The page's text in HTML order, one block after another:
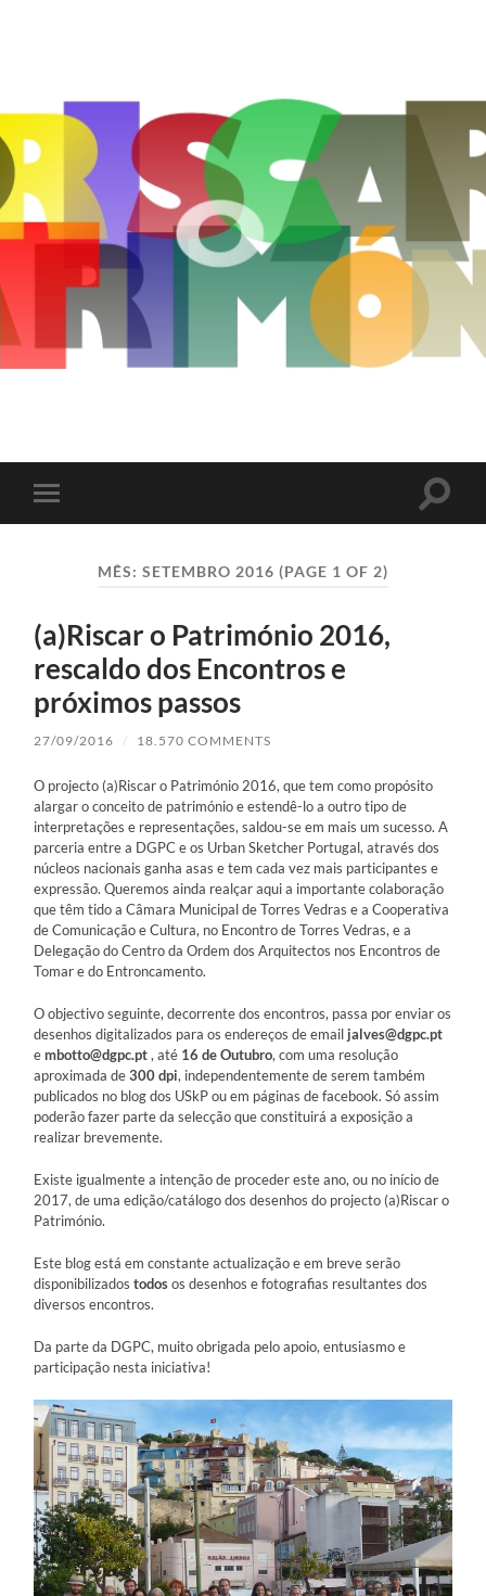
Toggle
mobile
Toggle
MÊS: SETEMBRO 2016 (PAGE 1 OF 2)
(a)Riscar o Património 2016,
rescaldo dos Encontros e
próximos passos
27/09/2016 / 18.570 COMMENTS
O projecto (a)Riscar o Património 2016, que tem como propósito
alargar o conceito de património e estendê-lo a outro tipo de
interpretações e representações, saldou-se em mais um sucesso. A
parceria entre a DGPC e os Urban Sketcher Portugal, através dos
núcleos nacionais ganha asas e tem cada vez mais participantes e
expressão. Queremos ainda realçar aqui a importante colaboração
que têm tido a Câmara Municipal de Torres Vedras e a Cooperativa
de Comunicação e Cultura, no Encontro de Torres Vedras, e a
Delegação do Centro da Ordem dos Arquitectos nos Encontros de
Tomar e do Entroncamento.
O objectivo seguinte, decorrente dos encontros, passa por enviar os
desenhos digitalizados para os endereços de email jalves@dgpc.pt
embotto@dgpc.pt, até 16 de Outubro, com uma resolução
aproximada de300 dpi, independentemente de serem também
publicados no blog dos USkP ou em páginas de facebook. Só assim
poderão fazer parte da selecção que constituirá a exposição a
realizar brevemente.
Existe igualmente a intenção de proceder este ano, ou no início de
2017, de uma edição/catálogo dos desenhos do projecto (a)Riscar o
Património.
Este blog está em constante actualização e em breve serão
disponibilizadostodosos desenhos e fotografias resultantes dos
diversos encontros.
Da parte da DGPC, muito obrigada pelo apoio, entusiasmo e
participação nesta iniciativa!